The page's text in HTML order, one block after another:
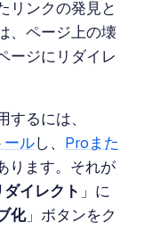
リンクの発見と
、ページ上の壊
ージにリダイレ
するには、
ールし、
Proまた
ります。それが
ダイレクト 」に
化」ボタンをク